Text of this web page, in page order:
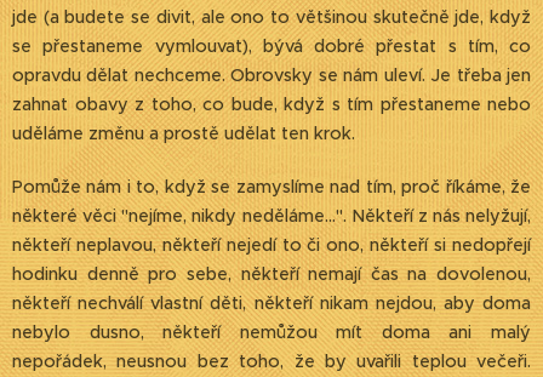
jde (a budete se divit, ale ono to většinou skutečně jde, když
se přestaneme vymlouvat), bývá dobré přestat s tím, co
opravdu dělat nechceme. Obrovsky se nám uleví. Je třeba jen
zahnat obavy z toho, co bude, když s tím přestaneme nebo
uděláme změnu a prostě udělat ten krok.
Pomůže nám i to, když se zamyslíme nad tím, proč říkáme, že
některé věci "nejíme, nikdy neděláme...". Někteří z nás nelyžují,
někteří neplavou, někteří nejedí to či ono, někteří si nedopřejí
hodinku denně pro sebe, někteří nemají čas na dovolenou,
někteří nechválí vlastní děti, někteří nikam nejdou, aby doma
nebylo dusno, někteří nemůžou mít doma ani malý
nepořádek, neusnou bez toho, že by uvařili teplou večeři.